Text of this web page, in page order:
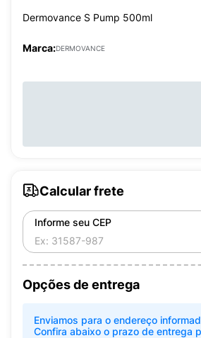
Dermovance S Pump 500ml
Marca:DERMOVANCE
Calcular frete
Informe seu CEP
Opções de entrega
Enviamos para o endereço
Confira abaixo o prazo de entrega